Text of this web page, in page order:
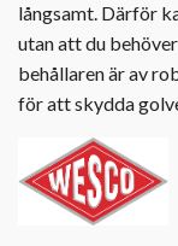
långsamt. Därför
utan att du
behållaren är av
för att skydda